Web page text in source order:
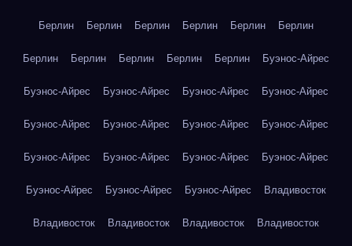
Берлин Берлин Берлин Берлин Берлин Берлин
Берлин Берлин Берлин Берлин Берлин Буэнос-Айрес
Буэнос-Айрес Буэнос-Айрес Буэнос-Айрес Буэнос-Айрес
Буэнос-Айрес Буэнос-Айрес Буэнос-Айрес Буэнос-Айрес
Буэнос-Айрес Буэнос-Айрес Буэнос-Айрес Буэнос-Айрес
Буэнос-Айрес Буэнос-Айрес Буэнос-Айрес Владивосток
Владивосток Владивосток Владивосток Владивосток